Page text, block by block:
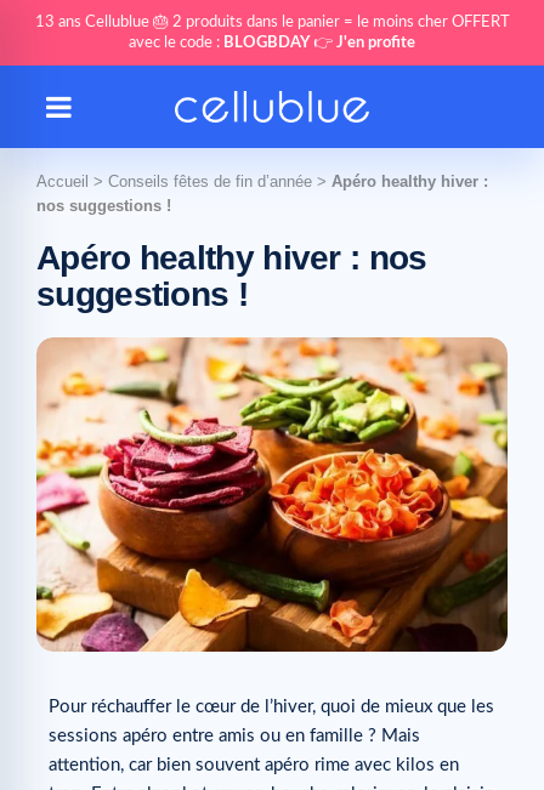
13 ans Cellublue 🎂 2 produits dans le panier = le moins cher OFFERT
avec le code : BLOGBDAY 👉 J'en profite
Accueil > Conseils fêtes de fin d’année > Apéro healthy hiver :
nos suggestions !
Apéro healthy hiver : nos
suggestions !
Pour réchauffer le cœur de l’hiver, quoi de mieux que les
sessions apéro entre amis ou en famille ? Mais
attention, car bien souvent apéro rime avec kilos en